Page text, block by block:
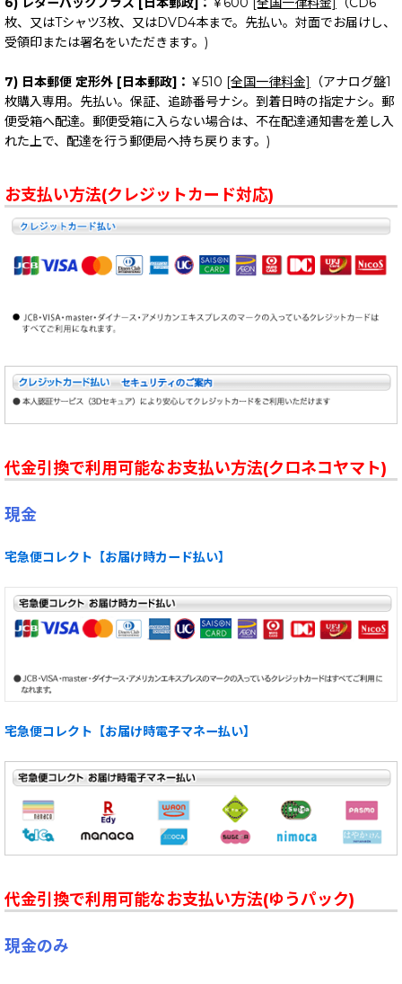
枚、又はTシャツ3枚、又はDVD4本まで。先払い。対面でお届けし、
受領印または署名をいただきます。)
7) 日本郵便 定形外 [日本郵政]： ￥510 [全国一律料金]
（アナログ盤1
枚購入専用。先払い。保証、追跡番号ナシ。到着日時の指定ナシ。郵
便受箱へ配達。郵便受箱に入らない場合は、不在配達通知書を差し入
れた上で、配達を行う郵便局へ持ち戻ります。)
お支払い方法(クレジットカード対応)
代金引換で利用可能なお支払い方法(クロネコヤマト)
現金
宅急便コレクト【お届け時カード払い】
宅急便コレクト【お届け時電子マネー払い】
代金引換で利用可能なお支払い方法(ゆうパック)
現金のみ